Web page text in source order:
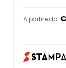
A partire da €